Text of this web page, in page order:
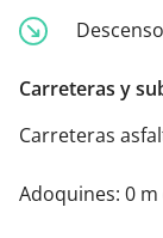
Carreteras y
Carreteras
Adoquines: 0 m